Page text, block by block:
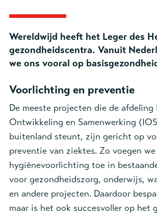
Wereldwijd heeft het Leger des
gezondheidscentra. Vanuit
we ons vooral op
Voorlichting en preventie
De meeste projecten die de
Ontwikkeling en Samenwerking
buitenland steunt, zijn gericht op
preventie van ziektes. Zo voegen we
hygiënevoorlichting toe in bestaande
voor gezondheidszorg, onderwijs,
en andere projecten. Daardoor
maar is het ook succesvoller op het